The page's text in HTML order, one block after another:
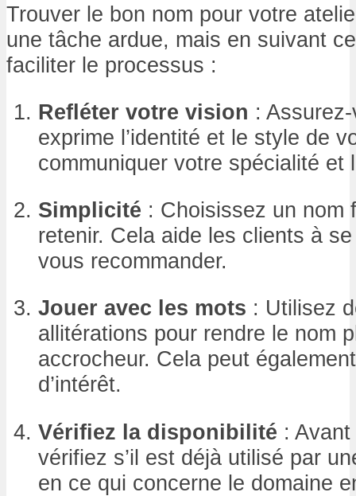
Trouver le bon nom pour votre
une tâche ardue, mais en suivant
faciliter le processus :
Refléter votre vision :
exprime l’identité et le style de
communiquer votre spécialité
Simplicité : Choisissez un nom
retenir. Cela aide les clients à
vous recommander.
Jouer avec les mots : Utilisez
allitérations pour rendre le nom
accrocheur. Cela peut
d’intérêt.
Vérifiez la disponibilité :
vérifiez s’il est déjà utilisé par
en ce qui concerne le domaine